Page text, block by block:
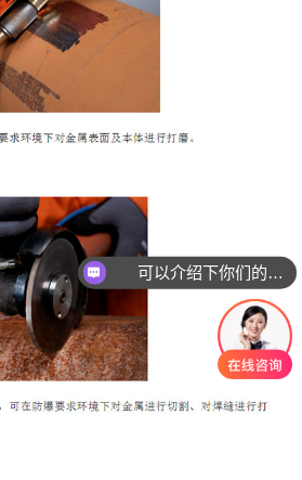
可以介绍下你们的产品么